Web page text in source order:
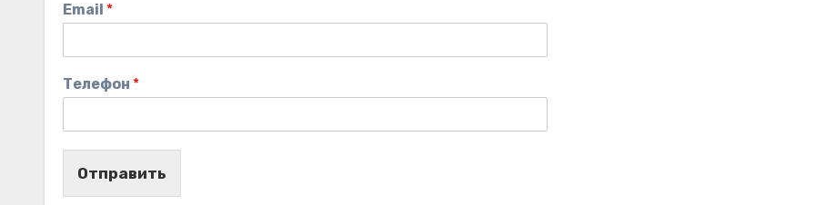
Email *
Телефон *
Отправить